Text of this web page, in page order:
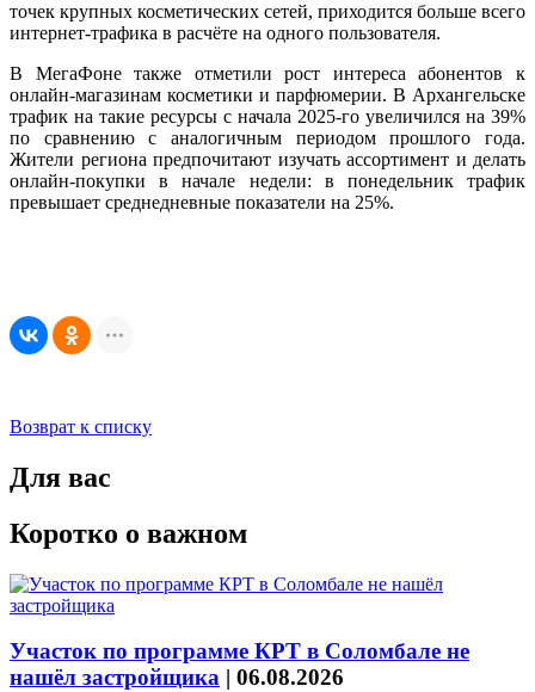
точек крупных косметических сетей, приходится больше всего
интернет-трафика в расчёте на одного пользователя.
В МегаФоне также отметили рост интереса абонентов к
онлайн-магазинам косметики и парфюмерии. В Архангельске
трафик на такие ресурсы с начала 2025-го увеличился на 39%
по сравнению с аналогичным периодом прошлого года.
Жители региона предпочитают изучать ассортимент и делать
онлайн-покупки в начале недели: в понедельник трафик
превышает среднедневные показатели на 25%.
Возврат к списку
Для вас
Коротко о важном
Участок по программе КРТ в Соломбале не
нашёл застройщика | 06.08.2026